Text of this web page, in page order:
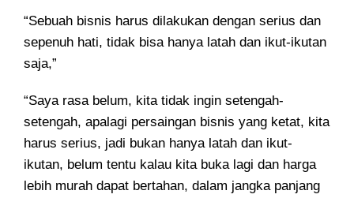
“Sebuah bisnis harus dilakukan dengan serius dan
sepenuh hati, tidak bisa hanya latah dan ikut-ikutan
saja,”
“Saya rasa belum, kita tidak ingin setengah-
setengah, apalagi persaingan bisnis yang ketat, kita
harus serius, jadi bukan hanya latah dan ikut-
ikutan, belum tentu kalau kita buka lagi dan harga
lebih murah dapat bertahan, dalam jangka panjang